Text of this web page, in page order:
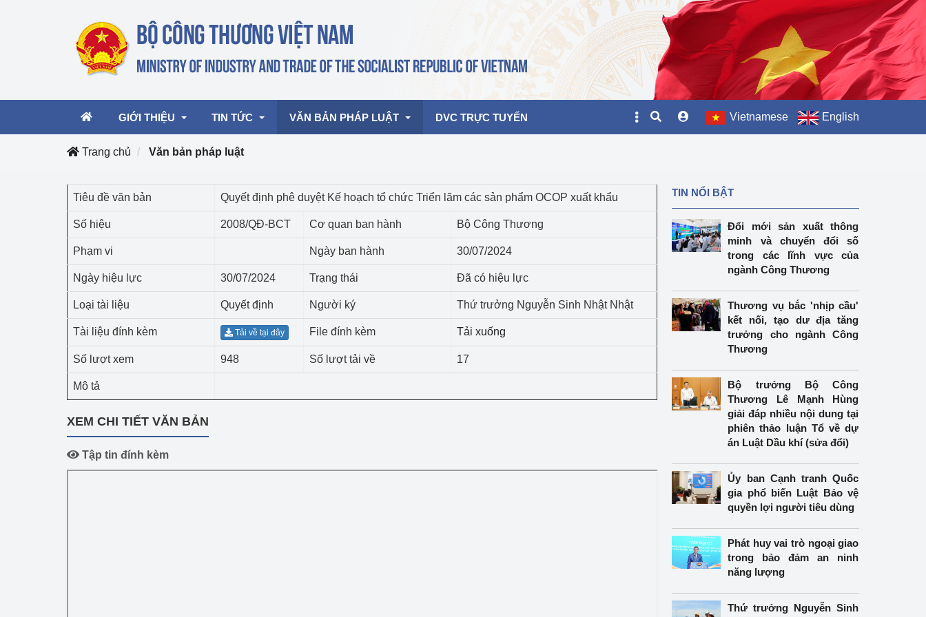
GIỚI THIỆU
Lãnh đạo Bộ
Chức năng nhiệm vụ
TIN TỨC
Hoạt động
Hoạt động của lãnh đạo Đảng, Nhà
nước
Hoạt động của Lãnh đạo Bộ
Hoạt động của các đơn vị
Giải thưởng Công nghiệp, Thương
mại, Dịch vụ Việt Nam 2026
Công Thương - Công luận
Họp báo
Thông cáo báo chí
Điểm báo
Chuyển đổi số
Lịch sử phát triển
Phát triển nguồn nhân lực
VĂN BẢN PHÁP LUẬT
Văn bản pháp quy
Văn bản điều hành
DVC TRỰC TUYẾN Vietnamese English
Trang chủ Văn bản pháp luật
Tiêu đề văn bản Quyết định phê duyệt Kế hoạch tổ chức Triển lãm các sản phẩm OCOP xuất khẩu
Số hiệu 2008/QĐ-BCT Cơ quan ban hành Bộ Công Thương
Phạm vi Ngày ban hành 30/07/2024
Ngày hiệu lực 30/07/2024 Trạng thái Đã có hiệu lực
Loại tài liệu Quyết định Người ký Thứ trưởng Nguyễn Sinh Nhật Nhật
Tài liệu đính kèm Tải về tại đây File đính kèm Tải xuống
Số lượt xem 948 Số lượt tải về 17
Mô tả
XEM CHI TIẾT VĂN BẢN
Tập tin đính kèm
TIN NỔI BẬT
Đổi mới sản xuất thông
minh và chuyển đổi số
trong các lĩnh vực của
ngành Công Thương
Thương vụ bắc 'nhịp cầu'
kết nối, tạo dư địa tăng
trưởng cho ngành Công
Thương
Bộ trưởng Bộ Công
Thương Lê Mạnh Hùng
giải đáp nhiều nội dung tại
phiên thảo luận Tổ về dự
án Luật Dầu khí (sửa đổi)
Ủy ban Cạnh tranh Quốc
gia phổ biến Luật Bảo vệ
quyền lợi người tiêu dùng
Phát huy vai trò ngoại giao
trong bảo đảm an ninh
năng lượng
Thứ trưởng Nguyễn Sinh